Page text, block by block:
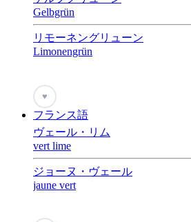
Gelbgrün
リモーネングリューン
Limonengrün
♥
フランス語
ヴェール・リム
vert lime
ジョーヌ・ヴェール
jaune vert